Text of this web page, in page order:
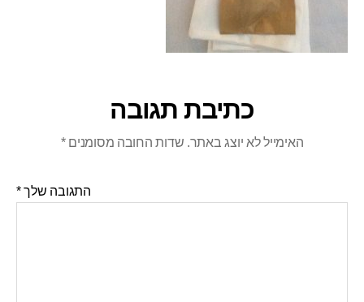
כתיבת תגובה
האימייל לא יוצג באתר. שדות החובה מסומנים*
התגובה שלך*